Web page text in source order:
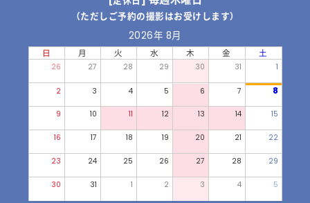
（ただしご予約の撮影はお受けします）
2026年 8月
日 月 火 水 木 金 土
26 27 28 29 30 31 1
2 3 4 5 6 7 8
9 10 11 12 13 14 15
16 17 18 19 20 21 22
23 24 25 26 27 28 29
30 31 1 2 3 4 5